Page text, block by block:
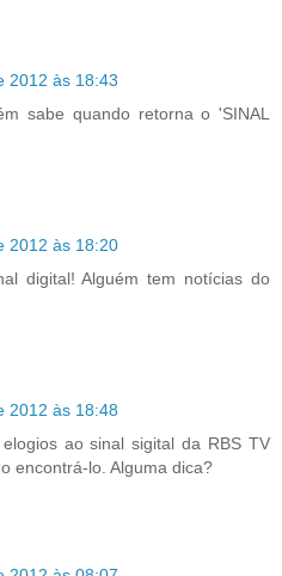
2012 às 18:43
sabe quando retorna o 'SINAL
2012 às 18:20
digital! Alguém tem notícias do
2012 às 18:48
ao sinal sigital da RBS TV
encontrá-lo. Alguma dica?